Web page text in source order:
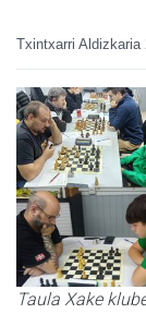
Txintxarri Aldizkaria
Taula Xake